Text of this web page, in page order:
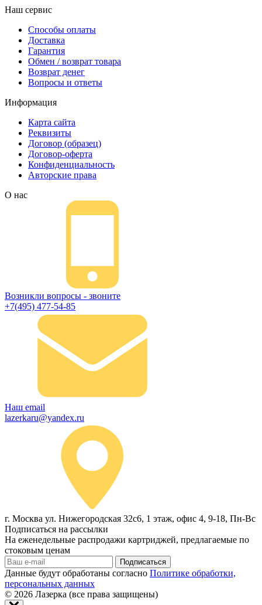
Наш сервис
Способы оплаты
Доставка
Гарантия
Обмен / возврат товара
Возврат денег
Вопросы и ответы
Информация
Карта сайта
Реквизиты
Договор (образец)
Договор-оферта
Конфиденциальность
Авторские права
О нас
Возникли вопросы - звоните
+7(495) 477-54-85
Наш email
lazerkaru@yandex.ru
г. Москва ул. Нижегородская 32с6, 1 этаж, офис 4, 9-18, Пн-Вс
Подписаться на рассылки
На еженедельные распродажи картриджей, предлагаемые по
стоковым ценам
Подписаться
Данные будут обработаны согласно Политике обработки,
персональных данных
© 2026 Лазерка (все права защищены)